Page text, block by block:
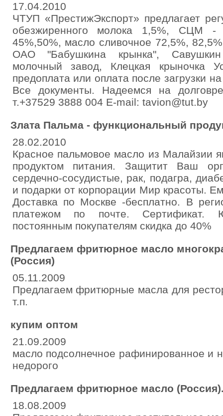
17.04.2010
ЧТУП «ПрестижЭкспорт» предлагает
обезжиренного молока 1,5%, СЦМ
45%,50%, масло сливочное 72,5%,
ОАО "Бабушкина крынка", Савушкин
молочный завод, Клецкая крыночка
предоплата или оплата после загрузки
Все документы. Надеемся на
т.+37529 3888 004 E-mail: tavion@tut.by
Злата Пальма - функциональный
28.02.2010
Красное пальмовое масло из Малайзии
продуктом питания. Защитит Ваш
сердечно-сосудистые, рак, подагра,
и подарки от корпорации Мир красоты.
Доставка по Москве -бесплатно. В
платежом по почте. Сертификат.
постоянным покупателям скидка до 40%
Предлагаем фритюрное масло
(Россия)
05.11.2009
Предлагаем фритюрные масла для
т.п.
купим оптом
21.09.2009
масло подсолнечное рафинированное и
недорого
Предлагаем фритюрное масло
18.08.2009